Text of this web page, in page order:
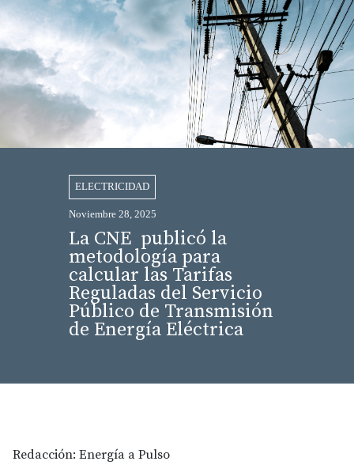
ELECTRICIDAD
Noviembre 28, 2025
La CNE publicó la
metodología para
calcular las Tarifas
Reguladas del Servicio
Público de Transmisión
de Energía Eléctrica
Redacción: Energía a Pulso